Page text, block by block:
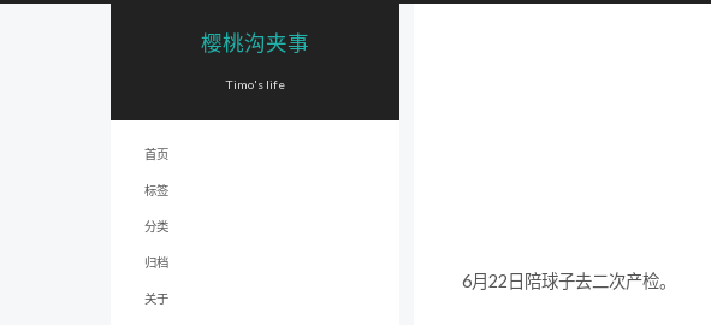
樱桃沟夹事
Timo's life
首页
标签
分类
归档
关于
6月22日陪球子去二次产检。